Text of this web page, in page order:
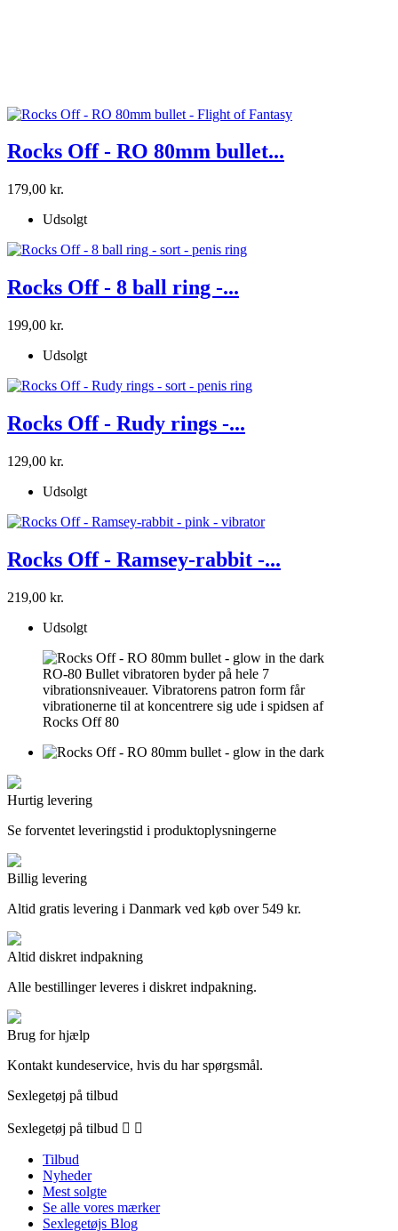
Rocks Off - RO 80mm bullet...
179,00 kr.
Udsolgt
Rocks Off - 8 ball ring -...
199,00 kr.
Udsolgt
Rocks Off - Rudy rings -...
129,00 kr.
Udsolgt
Rocks Off - Ramsey-rabbit -...
219,00 kr.
Udsolgt
RO-80 Bullet vibratoren byder på hele 7
vibrationsniveauer. Vibratorens patron form får
vibrationerne til at koncentrere sig ude i spidsen af
Rocks Off 80
Hurtig levering
Se forventet leveringstid i produktoplysningerne
Billig levering
Altid gratis levering i Danmark ved køb over 549 kr.
Altid diskret indpakning
Alle bestillinger leveres i diskret indpakning.
Brug for hjælp
Kontakt kundeservice, hvis du har spørgsmål.
Sexlegetøj på tilbud
Sexlegetøj på tilbud  
Tilbud
Nyheder
Mest solgte
Se alle vores mærker
Sexlegetøjs Blog